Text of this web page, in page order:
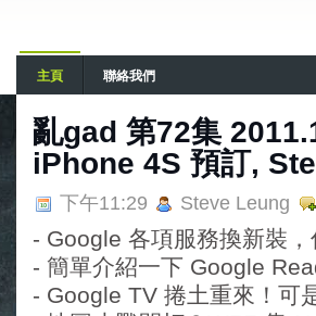
主頁 聯絡我們
亂gad 第72集
iPhone 4S 預訂,
下午11:29 Steve Leung
- Google 各項服務換新裝，
- 簡單介紹一下 Google
- Google TV 捲土重來！可